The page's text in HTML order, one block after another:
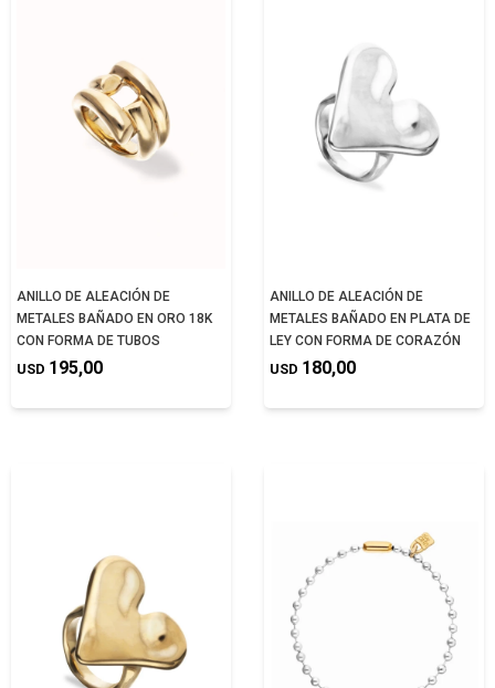
ANILLO DE ALEACIÓN DE
METALES BAÑADO EN ORO 18K
CON FORMA DE TUBOS
USD 195,00
ANILLO DE ALEACIÓN DE
METALES BAÑADO EN PLATA DE
LEY CON FORMA DE CORAZÓN
USD 180,00